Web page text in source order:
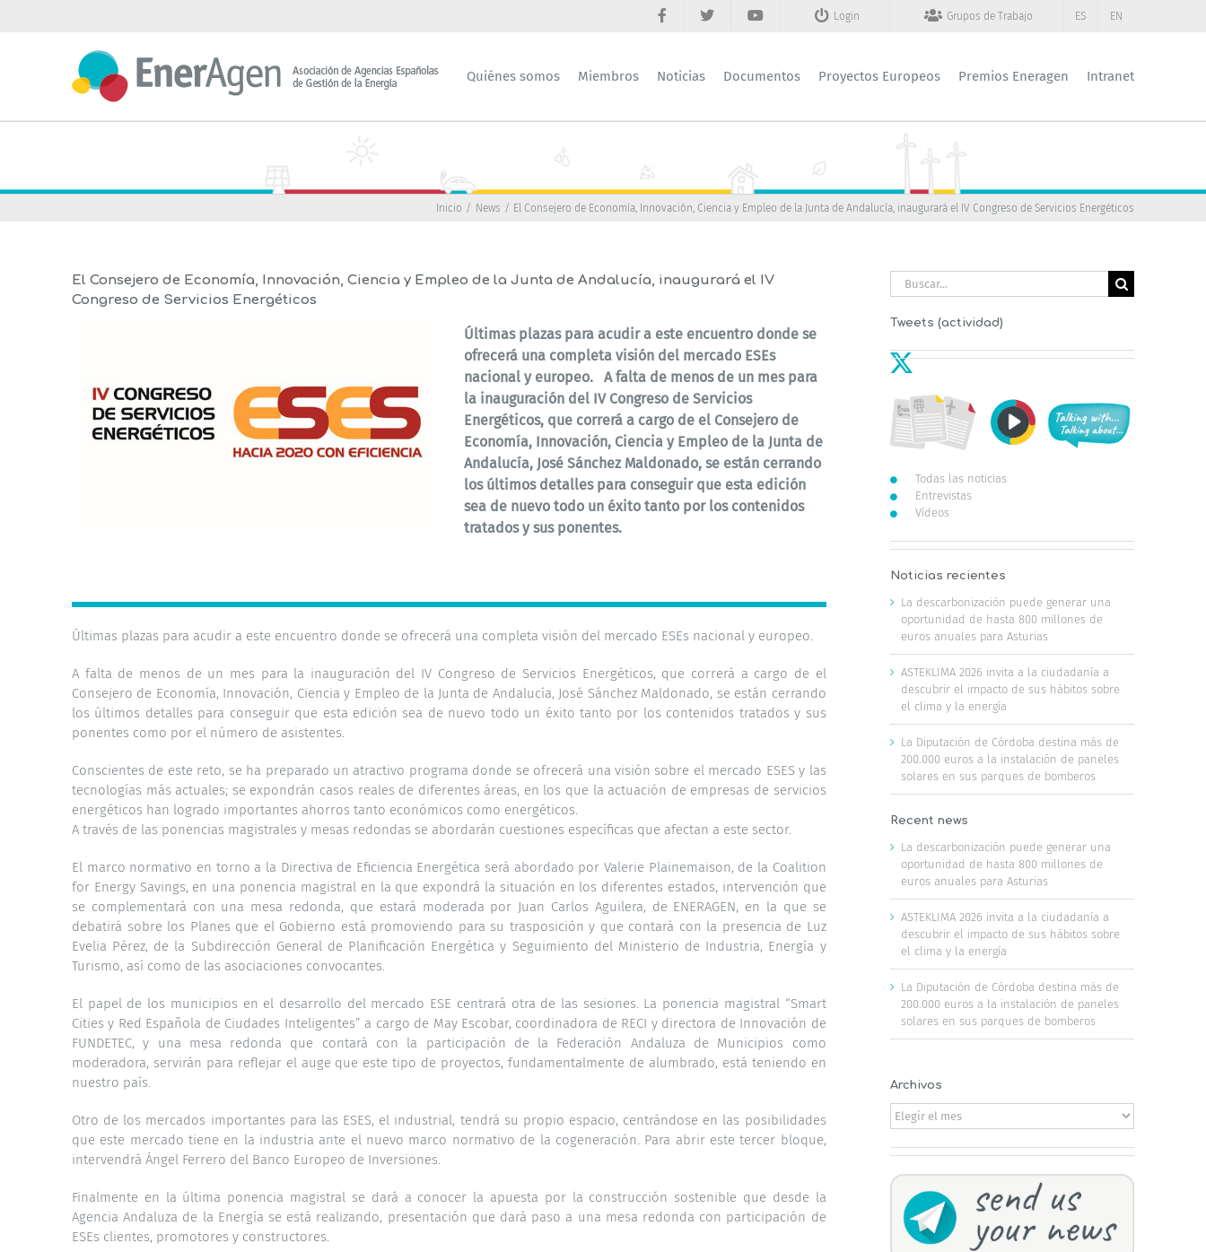
Login Grupos de Trabajo ES EN
Quiénes somos Miembros Noticias Documentos Proyectos Europeos Premios Eneragen Intranet
Inicio News El Consejero de Economía, Innovación, Ciencia y Empleo de la Junta de Andalucía, inaugurará el IV Congreso de Servicios Energéticos
El Consejero de Economía, Innovación, Ciencia y Empleo de la Junta de Andalucía, inaugurará el IV
Congreso de Servicios Energéticos
Últimas plazas para acudir a este encuentro donde se
ofrecerá una completa visión del mercado ESEs
nacional y europeo. A falta de menos de un mes para
la inauguración del IV Congreso de Servicios
Energéticos, que correrá a cargo de el Consejero de
Economía, Innovación, Ciencia y Empleo de la Junta de
Andalucía, José Sánchez Maldonado, se están cerrando
los últimos detalles para conseguir que esta edición
sea de nuevo todo un éxito tanto por los contenidos
tratados y sus ponentes.
Últimas plazas para acudir a este encuentro donde se ofrecerá una completa visión del mercado ESEs nacional y europeo.
A falta de menos de un mes para la inauguración del IV Congreso de Servicios Energéticos, que correrá a cargo de el
Consejero de Economía, Innovación, Ciencia y Empleo de la Junta de Andalucía, José Sánchez Maldonado, se están cerrando
los últimos detalles para conseguir que esta edición sea de nuevo todo un éxito tanto por los contenidos tratados y sus
ponentes como por el número de asistentes.
Conscientes de este reto, se ha preparado un atractivo programa donde se ofrecerá una visión sobre el mercado ESES y las
tecnologías más actuales; se expondrán casos reales de diferentes áreas, en los que la actuación de empresas de servicios
energéticos han logrado importantes ahorros tanto económicos como energéticos.
A través de las ponencias magistrales y mesas redondas se abordarán cuestiones específicas que afectan a este sector.
El marco normativo en torno a la Directiva de Eficiencia Energética será abordado por Valerie Plainemaison, de la Coalition
for Energy Savings, en una ponencia magistral en la que expondrá la situación en los diferentes estados, intervención que
se complementará con una mesa redonda, que estará moderada por Juan Carlos Aguilera, de ENERAGEN, en la que se
debatirá sobre los Planes que el Gobierno está promoviendo para su trasposición y que contará con la presencia de Luz
Evelia Pérez, de la Subdirección General de Planificación Energética y Seguimiento del Ministerio de Industria, Energía y
Turismo, así como de las asociaciones convocantes.
El papel de los municipios en el desarrollo del mercado ESE centrará otra de las sesiones. La ponencia magistral “Smart
Cities y Red Española de Ciudades Inteligentes” a cargo de May Escobar, coordinadora de RECI y directora de Innovación de
FUNDETEC, y una mesa redonda que contará con la participación de la Federación Andaluza de Municipios como
moderadora, servirán para reflejar el auge que este tipo de proyectos, fundamentalmente de alumbrado, está teniendo en
nuestro país.
Otro de los mercados importantes para las ESES, el industrial, tendrá su propio espacio, centrándose en las posibilidades
que este mercado tiene en la industria ante el nuevo marco normativo de la cogeneración. Para abrir este tercer bloque,
intervendrá Ángel Ferrero del Banco Europeo de Inversiones.
Finalmente en la última ponencia magistral se dará a conocer la apuesta por la construcción sostenible que desde la
Agencia Andaluza de la Energía se está realizando, presentación que dará paso a una mesa redonda con participación de
ESEs clientes, promotores y constructores.
Buscar:
Tweets (actividad)
Todas las noticias
Entrevistas
Vídeos
Noticias recientes
La descarbonización puede generar una
oportunidad de hasta 800 millones de
euros anuales para Asturias
ASTEKLIMA 2026 invita a la ciudadanía a
descubrir el impacto de sus hábitos sobre
el clima y la energía
La Diputación de Córdoba destina más de
200.000 euros a la instalación de paneles
solares en sus parques de bomberos
Recent news
La descarbonización puede generar una
oportunidad de hasta 800 millones de
euros anuales para Asturias
ASTEKLIMA 2026 invita a la ciudadanía a
descubrir el impacto de sus hábitos sobre
el clima y la energía
La Diputación de Córdoba destina más de
200.000 euros a la instalación de paneles
solares en sus parques de bomberos
Archivos
Archivos